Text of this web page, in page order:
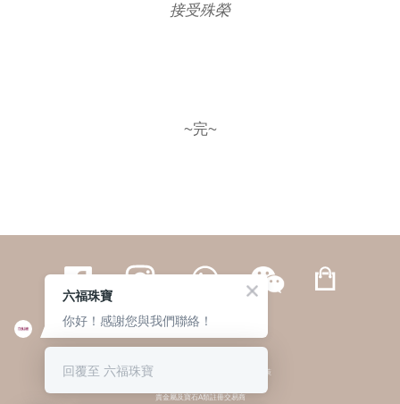
接受殊榮
~完~
繁體 | 簡体
© 六福集團 版權所有 不得轉載 私隱政策
貴金屬及寶石A類註冊交易商
六福珠寶
你好！感謝您與我們聯絡！
回覆至 六福珠寶